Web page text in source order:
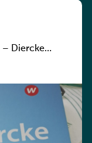
– Diercke